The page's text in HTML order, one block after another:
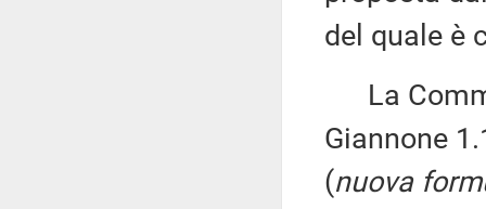
del quale è
La
Giannone
(nuova